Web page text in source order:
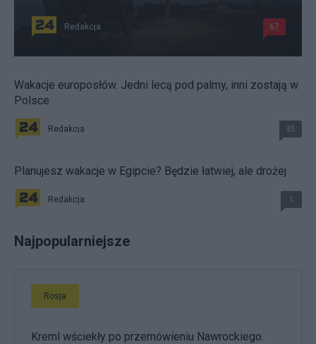
Redakcja 67
Wakacje europosłów. Jedni lecą pod palmy, inni zostają w
Polsce
Redakcja 35
Planujesz wakacje w Egipcie? Będzie łatwiej, ale drożej
Redakcja 1
Najpopularniejsze
Rosja
Kreml wściekły po przemówieniu Nawrockiego.